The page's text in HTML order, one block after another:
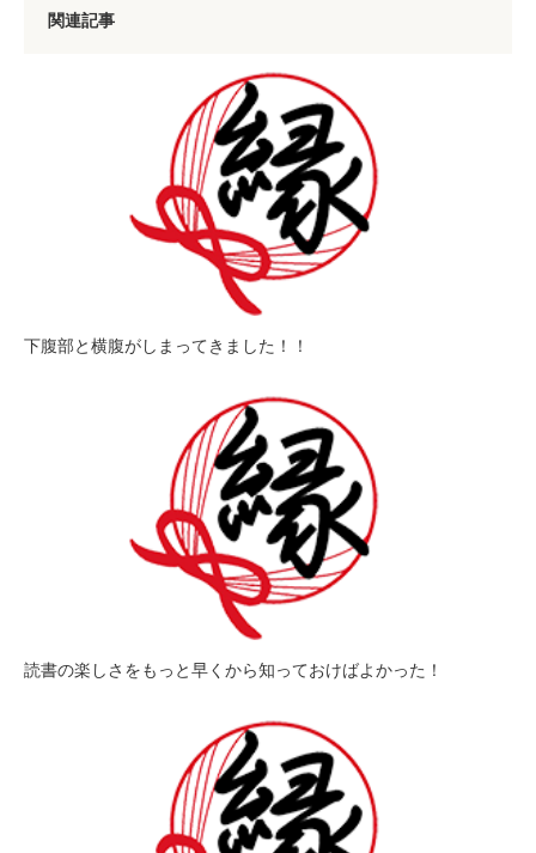
関連記事
下腹部と横腹がしまってきました！！
読書の楽しさをもっと早くから知っておけばよかった！